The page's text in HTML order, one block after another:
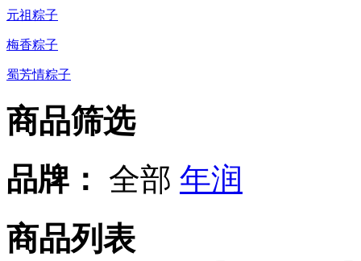
元祖粽子
梅香粽子
蜀芳情粽子
商品筛选
品牌： 全部 年润
商品列表